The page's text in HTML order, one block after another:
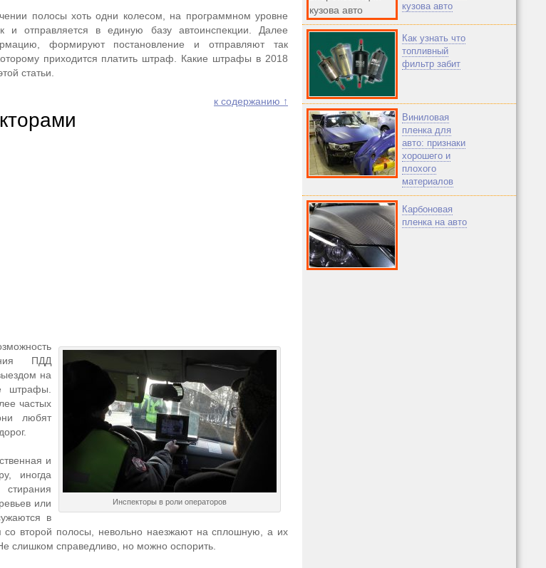
полосы хоть одни колесом, на программном уровне
и отправляется в единую базу автоинспекции. Далее
формируют постановление и отправляют так
приходится платить штраф. Какие штрафы в 2018
статьи.
к содержанию ↑
Инспекторы в роли операторов
ПДД
на
штрафы.
частых
любят
и
иногда
или
в
со второй полосы, невольно наезжают на сплошную, а их
слишком справедливо, но можно оспорить.
кузова авто
Как узнать что
топливный
фильтр забит
Виниловая
пленка для
авто: признаки
хорошего и
плохого
материалов
Карбоновая
пленка на авто